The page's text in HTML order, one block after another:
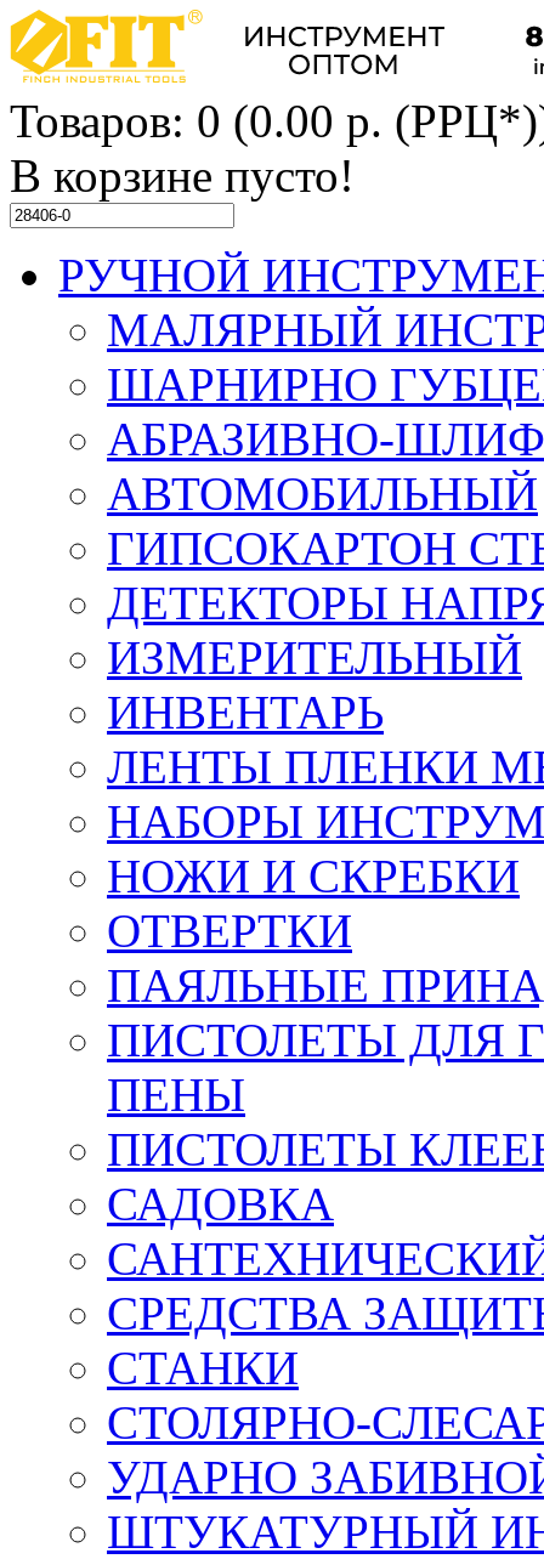
Товаров: 0 (0.00 р.
В корзине пусто!
РУЧНОЙ
МАЛЯРНЫЙ
ШАРНИРНО
АБРАЗИВНО-
АВТОМОБИЛЬНЫЙ
ГИПСОКАРТОН
ДЕТЕКТОРЫ
ИЗМЕРИТЕЛЬНЫЙ
ИНВЕНТАРЬ
ЛЕНТЫ ПЛЕНКИ
НАБОРЫ
НОЖИ И СКРЕБКИ
ОТВЕРТКИ
ПАЯЛЬНЫЕ
ПИСТОЛЕТЫ ДЛЯ
ПЕНЫ
ПИСТОЛЕТЫ
САДОВКА
СРЕДСТВА
СТАНКИ
СТОЛЯРНО-
УДАРНО
ШТУКАТУРНЫЙ